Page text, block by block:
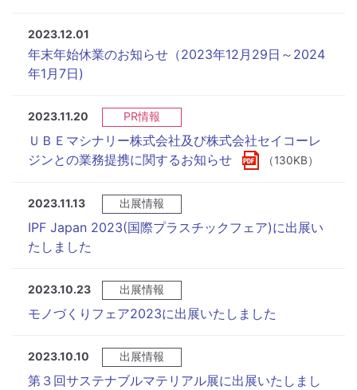
2023.12.01
年末年始休業のお知らせ（2023年12月29日～2024
年1月7日)
2023.11.20 PR情報
ＵＢＥマシナリー株式会社及び株式会社セイコーレ
ジンとの業務提携に関するお知らせ
（130KB）
2023.11.13 出展情報
IPF Japan 2023(国際プラスチックフェア)に出展い
たしました
2023.10.23 出展情報
モノづくりフェア2023に出展いたしました
2023.10.10 出展情報
第３回サステナブルマテリアル展に出展いたしまし